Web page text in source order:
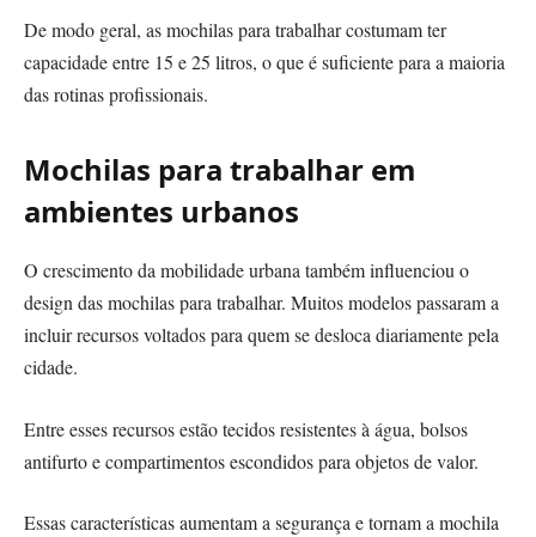
De modo geral, as mochilas para trabalhar costumam ter
capacidade entre 15 e 25 litros, o que é suficiente para a maioria
das rotinas profissionais.
Mochilas para trabalhar em
ambientes urbanos
O crescimento da mobilidade urbana também influenciou o
design das mochilas para trabalhar. Muitos modelos passaram a
incluir recursos voltados para quem se desloca diariamente pela
cidade.
Entre esses recursos estão tecidos resistentes à água, bolsos
antifurto e compartimentos escondidos para objetos de valor.
Essas características aumentam a segurança e tornam a mochila